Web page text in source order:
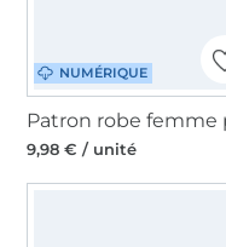
NUMÉRIQUE
9,98 € / unité